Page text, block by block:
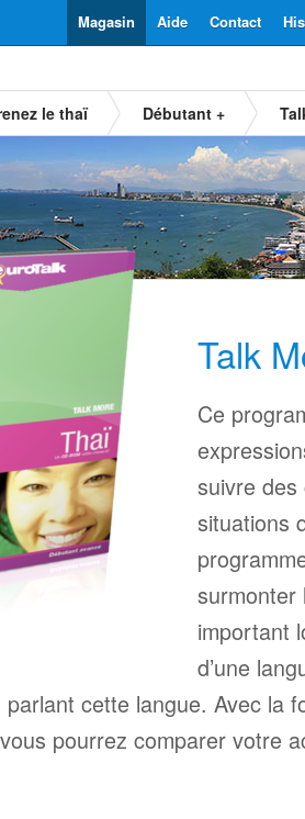
Contact
Aide
Magasin
le thaï Débutant +
Talk
Ce
suivre
situations
surmonter
important
d’une
parlant cette langue. Avec la
pourrez comparer votre